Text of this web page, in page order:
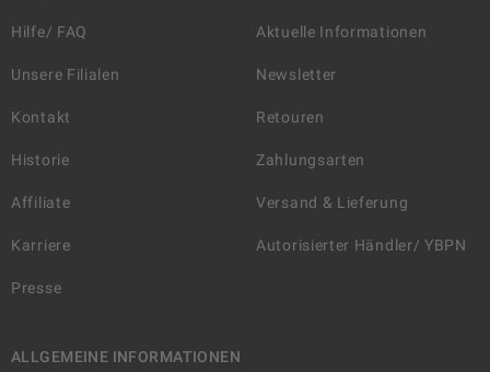
Hilfe/ FAQ
Unsere Filialen
Kontakt
Historie
Affiliate
Karriere
Presse
Aktuelle Informationen
Newsletter
Retouren
Zahlungsarten
Versand & Lieferung
Autorisierter Händler/ YBPN
ALLGEMEINE INFORMATIONEN